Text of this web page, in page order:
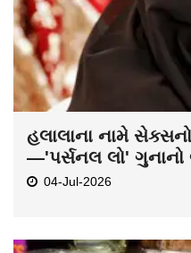
હલાલાના નામે
—'પર્સનલ લો' ગુનાનો
04-Jul-2026